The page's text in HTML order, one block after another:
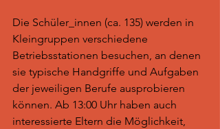
Die Schüler_innen (ca. 135) werden in
Kleingruppen verschiedene
Betriebsstationen besuchen, an denen
sie typische Handgriffe und Aufgaben
der jeweiligen Berufe ausprobieren
können. Ab 13:00 Uhr haben auch
interessierte Eltern die Möglichkeit,